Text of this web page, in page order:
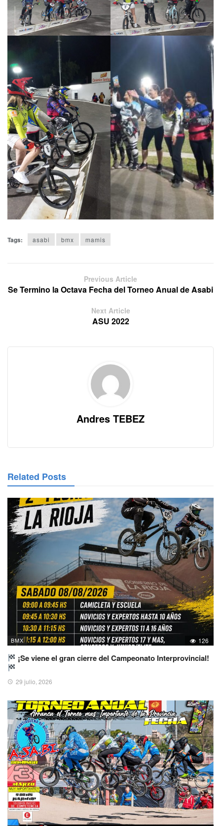
Tags: asabi bmx mamis
Previous Article
Se Termino la Octava Fecha del Torneo Anual de Asabi
Next Article
ASU 2022
Andres TEBEZ
Related Posts
BMX 126
¡Se viene el gran cierre del Campeonato Interprovincial!
29 julio, 2026